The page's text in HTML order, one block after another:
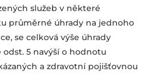
služeb v některé
průměrné úhrady na jednoho
se celková výše úhrady
5 navýší o hodnotu
a zdravotní pojišťovnou